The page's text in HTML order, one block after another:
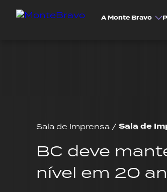
A Monte Bravo
Sala de Imprensa / Sala de
BC deve
nível em 20